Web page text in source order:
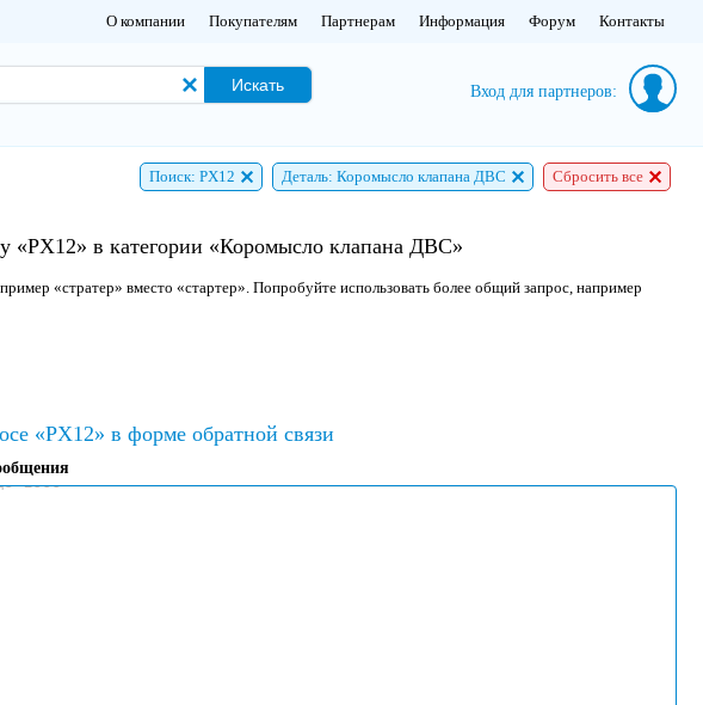
О компании Покупателям Партнерам Информация Форум Контакты
Искать Вход для партнеров:
Поиск: PX12 Деталь: Коромысло клапана ДВС Сбросить все
«PX12» в категории «Коромысло клапана ДВС»
«стратер» вместо «стартер». Попробуйте использовать более общий запрос, например
«PX12» в форме обратной связи